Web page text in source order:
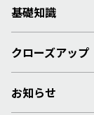
基礎知識
クローズアップ
お知らせ